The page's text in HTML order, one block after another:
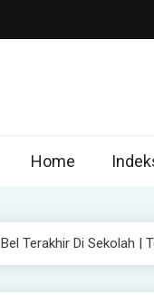
Home
Bel Terakhir Di Sekolah |